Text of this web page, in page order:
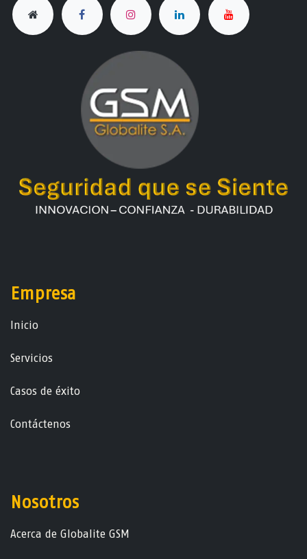
Empresa
Ini​ci​o
Servicios
Casos de éxito
Contáctenos
Nosotros
Acerca de Globalite GSM